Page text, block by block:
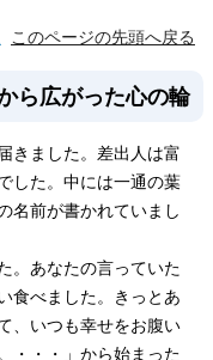
このページの先頭へ戻る
ら広がった心の輪
きました。差出人は富
した。中には一通の葉
名前が書かれていまし
。あなたの言っていた
食べました。きっとあ
、いつも幸せをお腹い
・・・」から始まった